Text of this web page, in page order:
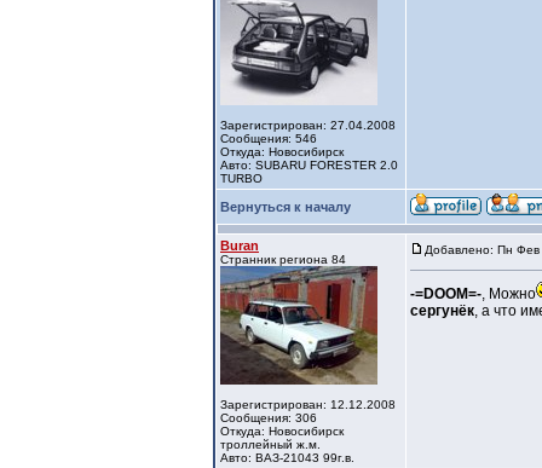
Зарегистрирован: 27.04.2008
Сообщения: 546
Откуда: Новосибирск
Авто: SUBARU FORESTER 2.0
TURBO
Вернуться к началу
Buran
Странник региона 84
Зарегистрирован: 12.12.2008
Сообщения: 306
Откуда: Новосибирск
троллейный ж.м.
Авто: ВАЗ-21043 99г.в.
Добавлено: Пн
-=DOOM=-, Можно
сергунёк, а что